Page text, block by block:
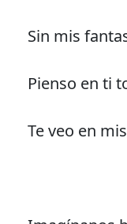
Sin mis
Pienso en ti
Te veo en